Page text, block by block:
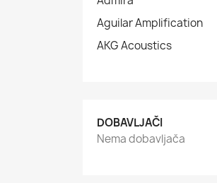
Aguilar Amplification
AKG Acoustics
DOBAVLJAČI
Nema dobavljača